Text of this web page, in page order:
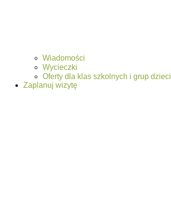
Wiadomości
Wycieczki
Oferty dla klas szkolnych i grup dzieci
Zaplanuj wizytę